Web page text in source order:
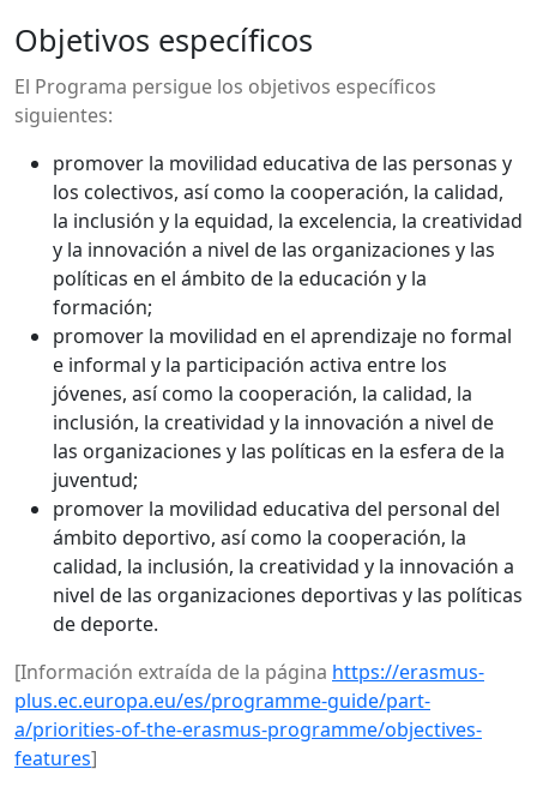
Objetivos específicos
El Programa persigue los objetivos específicos
siguientes:
promover la movilidad educativa de las personas y
los colectivos, así como la cooperación, la calidad,
la inclusión y la equidad, la excelencia, la creatividad
y la innovación a nivel de las organizaciones y las
políticas en el ámbito de la educación y la
formación;
promover la movilidad en el aprendizaje no formal
e informal y la participación activa entre los
jóvenes, así como la cooperación, la calidad, la
inclusión, la creatividad y la innovación a nivel de
las organizaciones y las políticas en la esfera de la
juventud;
promover la movilidad educativa del personal del
ámbito deportivo, así como la cooperación, la
calidad, la inclusión, la creatividad y la innovación a
nivel de las organizaciones deportivas y las políticas
de deporte.
[Información extraída de la página https://erasmus-
plus.ec.europa.eu/es/programme-guide/part-
a/priorities-of-the-erasmus-programme/objectives-
features]